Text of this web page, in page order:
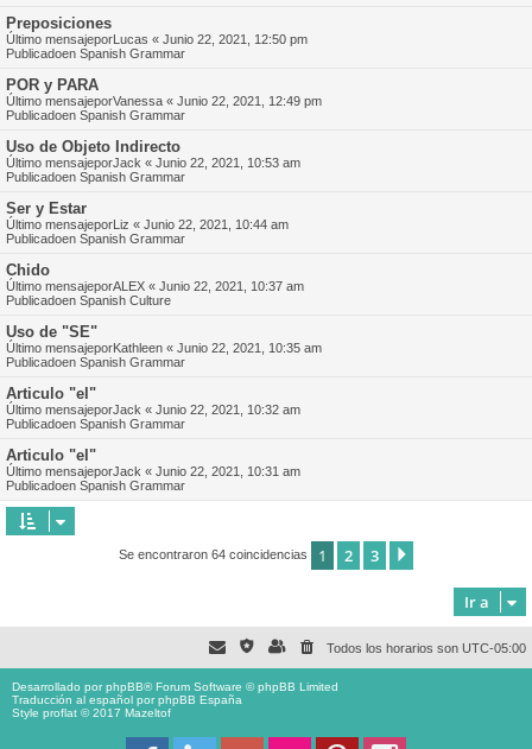
Preposiciones
Último mensajeporLucas « Junio 22, 2021, 12:50 pm
Publicadoen Spanish Grammar
POR y PARA
Último mensajeporVanessa « Junio 22, 2021, 12:49 pm
Publicadoen Spanish Grammar
Uso de Objeto Indirecto
Último mensajeporJack « Junio 22, 2021, 10:53 am
Publicadoen Spanish Grammar
Ser y Estar
Último mensajeporLiz « Junio 22, 2021, 10:44 am
Publicadoen Spanish Grammar
Chido
Último mensajeporALEX « Junio 22, 2021, 10:37 am
Publicadoen Spanish Culture
Uso de "SE"
Último mensajeporKathleen « Junio 22, 2021, 10:35 am
Publicadoen Spanish Grammar
Articulo "el"
Último mensajeporJack « Junio 22, 2021, 10:32 am
Publicadoen Spanish Grammar
Articulo "el"
Último mensajeporJack « Junio 22, 2021, 10:31 am
Publicadoen Spanish Grammar
Se encontraron 64 coincidencias 1 2 3
Ir a
Todos los horarios son UTC-05:00
Desarrollado porphpBB® Forum Software © phpBB Limited
Traducción al español porphpBB España
Style proflat © 2017 Mazeltof